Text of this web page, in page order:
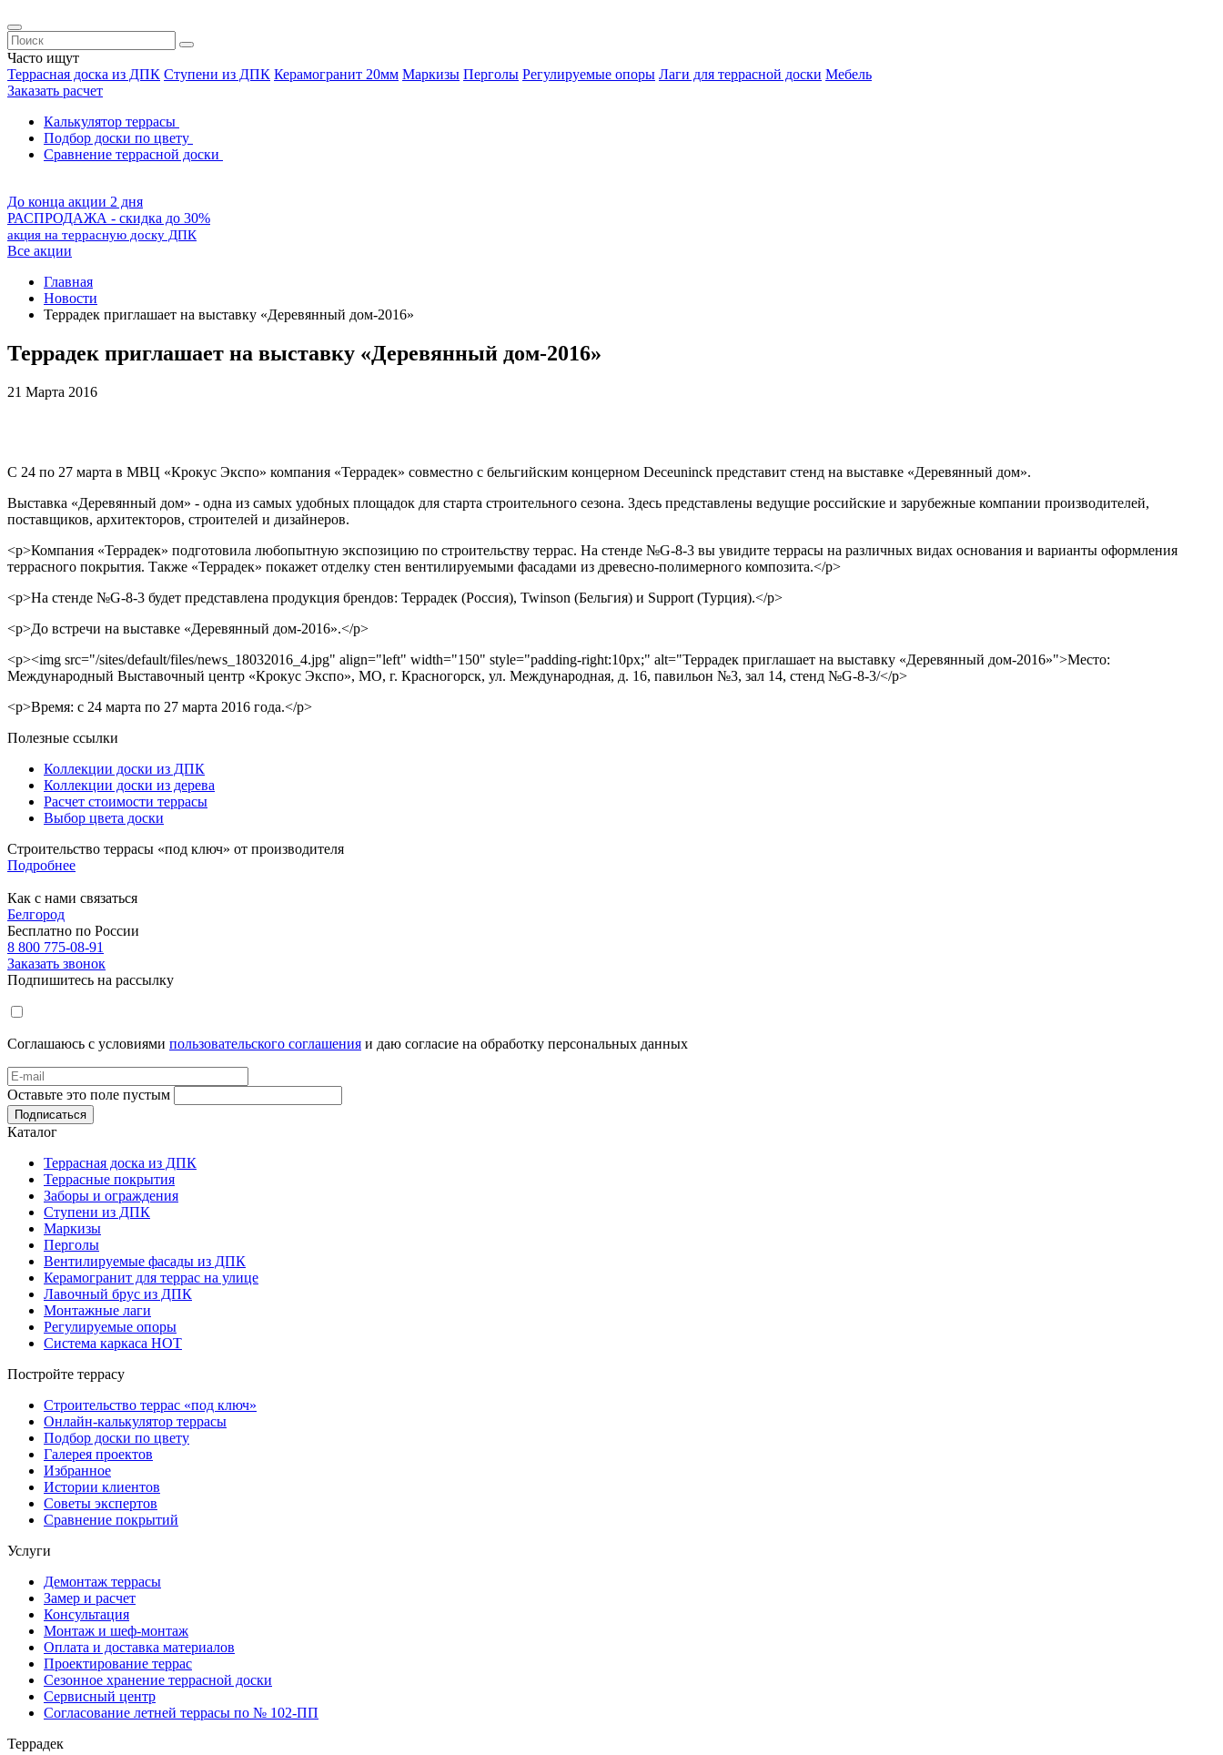
Часто ищут
Террасная доска из ДПК Ступени из ДПК Керамогранит 20мм Маркизы Перголы Регулируемые опоры Лаги для террасной доски Мебель
Заказать расчет
Калькулятор террасы
Подбор доски по цвету
Сравнение террасной доски
До конца акции 2 дня
РАСПРОДАЖА - скидка до 30%
акция на террасную доску ДПК
Все акции
Главная
Новости
Террадек приглашает на выставку «Деревянный дом-2016»
Террадек приглашает на выставку «Деревянный дом-2016»
21 Марта 2016
С 24 по 27 марта в МВЦ «Крокус Экспо» компания «Террадек» совместно с бельгийским концерном Deceuninck представит стенд на выставке «Деревянный дом».
Выставка «Деревянный дом» - одна из самых удобных площадок для старта строительного сезона. Здесь представлены ведущие российские и зарубежные компании производителей,
поставщиков, архитекторов, строителей и дизайнеров.
<p>Компания «Террадек» подготовила любопытную экспозицию по строительству террас. На стенде №G-8-3 вы увидите террасы на различных видах основания и варианты оформления
террасного покрытия. Также «Террадек» покажет отделку стен вентилируемыми фасадами из древесно-полимерного композита.</p>
<p>На стенде №G-8-3 будет представлена продукция брендов: Террадек (Россия), Twinson (Бельгия) и Support (Турция).</p>
<p>До встречи на выставке «Деревянный дом-2016».</p>
<p><img src="/sites/default/files/news_18032016_4.jpg" align="left" width="150" style="padding-right:10px;" alt="Террадек приглашает на выставку «Деревянный дом-2016»">Место:
Международный Выставочный центр «Крокус Экспо», МО, г. Красногорск, ул. Международная, д. 16, павильон №3, зал 14, стенд №G-8-3/</p>
<p>Время: с 24 марта по 27 марта 2016 года.</p>
Полезные ссылки
Коллекции доски из ДПК
Коллекции доски из дерева
Расчет стоимости террасы
Выбор цвета доски
Строительство террасы «под ключ» от производителя
Подробнее
Как с нами связаться
Белгород
Бесплатно по России
8 800 775-08-91
Заказать звонок
Подпишитесь на рассылку
Соглашаюсь с условиями пользовательского соглашения и даю согласие на обработку персональных данных
Оставьте это поле пустым
Подписаться
Каталог
Террасная доска из ДПК
Террасные покрытия
Заборы и ограждения
Ступени из ДПК
Маркизы
Перголы
Вентилируемые фасады из ДПК
Керамогранит для террас на улице
Лавочный брус из ДПК
Монтажные лаги
Регулируемые опоры
Система каркаса НОТ
Постройте террасу
Строительство террас «под ключ»
Онлайн-калькулятор террасы
Подбор доски по цвету
Галерея проектов
Избранное
Истории клиентов
Советы экспертов
Сравнение покрытий
Услуги
Демонтаж террасы
Замер и расчет
Консультация
Монтаж и шеф-монтаж
Оплата и доставка материалов
Проектирование террас
Сезонное хранение террасной доски
Сервисный центр
Согласование летней террасы по № 102-ПП
Террадек